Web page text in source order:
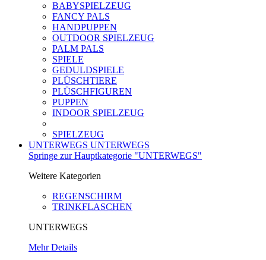
BABYSPIELZEUG
FANCY PALS
HANDPUPPEN
OUTDOOR SPIELZEUG
PALM PALS
SPIELE
GEDULDSPIELE
PLÜSCHTIERE
PLÜSCHFIGUREN
PUPPEN
INDOOR SPIELZEUG
SPIELZEUG
UNTERWEGS UNTERWEGS
Springe zur Hauptkategorie "UNTERWEGS"
Weitere Kategorien
REGENSCHIRM
TRINKFLASCHEN
UNTERWEGS
Mehr Details